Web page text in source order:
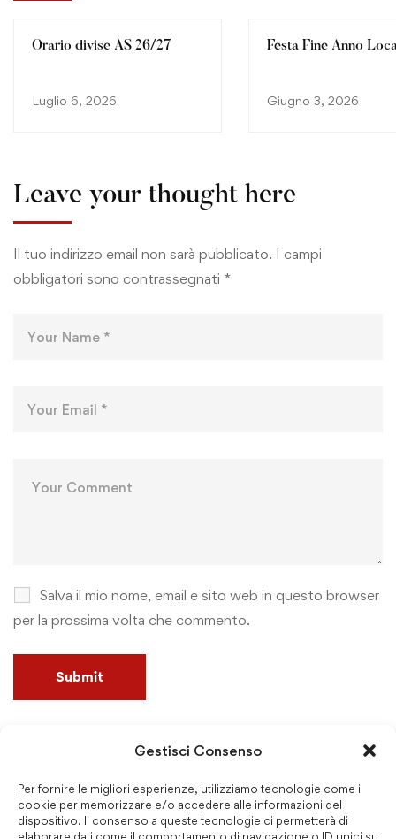
Gestisci Consenso
Per fornire le migliori esperienze, utilizziamo tecnologie come i
cookie per memorizzare e/o accedere alle informazioni del
dispositivo. Il consenso a queste tecnologie ci permetterà di
Orario divise AS 26/27
Luglio 6, 2026
Festa Fine Anno
Giugno 3, 2026
Leave your thought here
Il tuo indirizzo email non sarà pubblicato. I campi
obbligatori sono contrassegnati *
Salva il mio nome, email e sito web in questo browser
per la prossima volta che commento.
Cerca